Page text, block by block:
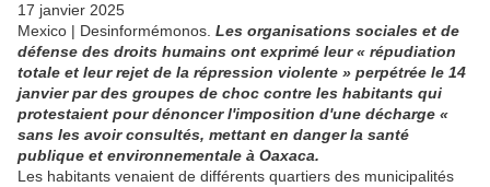
17 janvier 2025
Mexico | Desinformémonos. Les organisations sociales et de
défense des droits humains ont exprimé leur « répudiation
totale et leur rejet de la répression violente » perpétrée le 14
janvier par des groupes de choc contre les habitants qui
protestaient pour dénoncer l'imposition d'une décharge «
sans les avoir consultés, mettant en danger la santé
publique et environnementale à Oaxaca.
Les habitants venaient de différents quartiers des municipalités